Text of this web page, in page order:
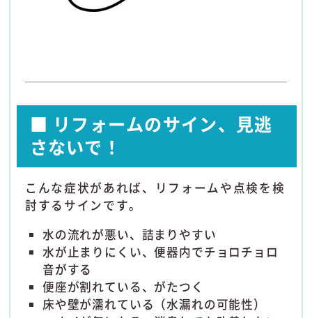
■ リフォームのサイン、見逃
さないで！
こんな症状があれば、リフォームや点検を検
討するサインです。
水の流れが悪い、詰まりやすい
水が止まりにくい、便器内でチョロチョロ
音がする
便座が割れている、がたつく
床や壁が濡れている（水漏れの可能性）